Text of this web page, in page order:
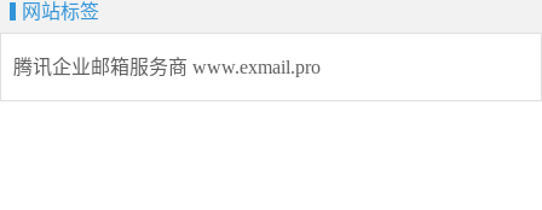
网站标签
腾讯企业邮箱服务商 www.exmail.pro